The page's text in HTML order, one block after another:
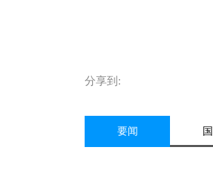
分享到:
要闻